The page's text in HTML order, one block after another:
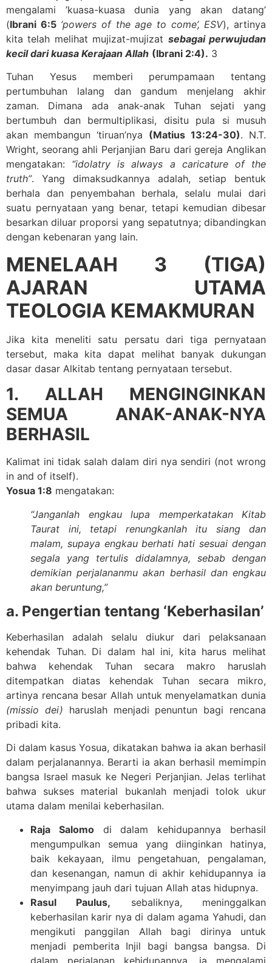
mengalami ’kuasa-kuasa dunia yang akan datang’
(Ibrani 6:5 ’powers of the age to come’, ESV), artinya
kita telah melihat mujizat-mujizat sebagai perwujudan
kecil dari kuasa Kerajaan Allah (Ibrani 2:4). 3
Tuhan Yesus memberi perumpamaan tentang
pertumbuhan lalang dan gandum menjelang akhir
zaman. Dimana ada anak-anak Tuhan sejati yang
bertumbuh dan bermultiplikasi, disitu pula si musuh
akan membangun ‘tiruan’nya (Matius 13:24-30). N.T.
Wright, seorang ahli Perjanjian Baru dari gereja Anglikan
mengatakan: “idolatry is always a caricature of the
truth”. Yang dimaksudkannya adalah, setiap bentuk
berhala dan penyembahan berhala, selalu mulai dari
suatu pernyataan yang benar, tetapi kemudian dibesar
besarkan diluar proporsi yang sepatutnya; dibandingkan
dengan kebenaran yang lain.
MENELAAH 3 (TIGA)
AJARAN UTAMA
TEOLOGIA KEMAKMURAN
Jika kita meneliti satu persatu dari tiga pernyataan
tersebut, maka kita dapat melihat banyak dukungan
dasar dasar Alkitab tentang pernyataan tersebut.
1. ALLAH MENGINGINKAN
SEMUA ANAK-ANAK-NYA
BERHASIL
Kalimat ini tidak salah dalam diri nya sendiri (not wrong
in and of itself).
Yosua 1:8 mengatakan:
“Janganlah engkau lupa memperkatakan Kitab
Taurat ini, tetapi renungkanlah itu siang dan
malam, supaya engkau berhati hati sesuai dengan
segala yang tertulis didalamnya, sebab dengan
demikian perjalananmu akan berhasil dan engkau
akan beruntung,”
a. Pengertian tentang ‘Keberhasilan’
Keberhasilan adalah selalu diukur dari pelaksanaan
kehendak Tuhan. Di dalam hal ini, kita harus melihat
bahwa kehendak Tuhan secara makro haruslah
ditempatkan diatas kehendak Tuhan secara mikro,
artinya rencana besar Allah untuk menyelamatkan dunia
(missio dei) haruslah menjadi penuntun bagi rencana
pribadi kita.
Di dalam kasus Yosua, dikatakan bahwa ia akan berhasil
dalam perjalanannya. Berarti ia akan berhasil memimpin
bangsa Israel masuk ke Negeri Perjanjian. Jelas terlihat
bahwa sukses material bukanlah menjadi tolok ukur
utama dalam menilai keberhasilan.
Raja Salomodi dalam kehidupannya berhasil
mengumpulkan semua yang diinginkan hatinya,
baik kekayaan, ilmu pengetahuan, pengalaman,
dan kesenangan, namun di akhir kehidupannya ia
menyimpang jauh dari tujuan Allah atas hidupnya.
Rasul Paulus, sebaliknya, meninggalkan
keberhasilan karir nya di dalam agama Yahudi, dan
mengikuti panggilan Allah bagi dirinya untuk
menjadi pemberita Injil bagi bangsa bangsa. Di
dalam perjalanan kehidupannya, ia mengalami